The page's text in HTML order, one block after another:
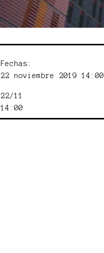
Fechas:
22 noviembre 2019 14:00
22/11
14:00